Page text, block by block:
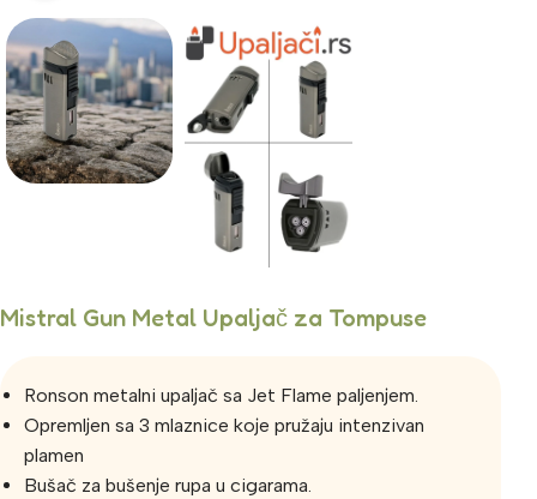
Mistral Gun Metal Upaljač za Tompuse
Ronson metalni upaljač sa Jet Flame paljenjem.
Opremljen sa 3 mlaznice koje pružaju intenzivan
plamen
Bušač za bušenje rupa u cigarama.